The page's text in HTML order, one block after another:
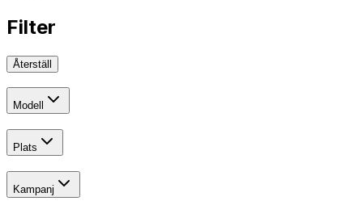
Filter
Återställ
Modell
Plats
Kampanj